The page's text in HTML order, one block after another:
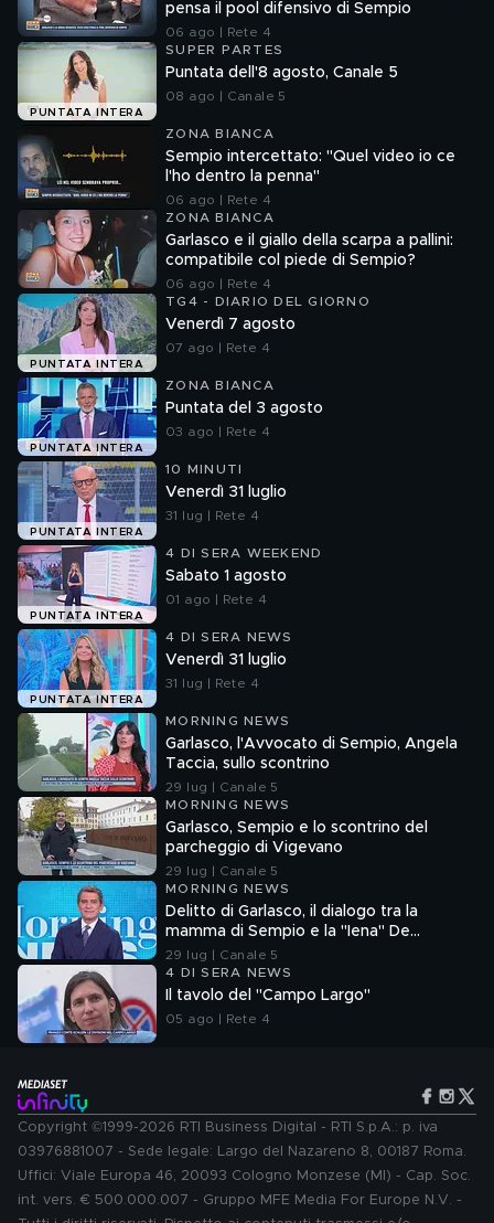
pensa il pool difensivo di Sempio
06 ago | Rete 4
PUNTATA INTERA
SUPER PARTES
Puntata dell'8 agosto, Canale 5
08 ago | Canale 5
ZONA BIANCA
Sempio intercettato: "Quel video io ce
l'ho dentro la penna"
06 ago | Rete 4
ZONA BIANCA
Garlasco e il giallo della scarpa a pallini:
compatibile col piede di Sempio?
06 ago | Rete 4
PUNTATA INTERA
TG4 - DIARIO DEL GIORNO
Venerdì 7 agosto
07 ago | Rete 4
PUNTATA INTERA
ZONA BIANCA
Puntata del 3 agosto
03 ago | Rete 4
PUNTATA INTERA
10 MINUTI
Venerdì 31 luglio
31 lug | Rete 4
PUNTATA INTERA
4 DI SERA WEEKEND
Sabato 1 agosto
01 ago | Rete 4
PUNTATA INTERA
4 DI SERA NEWS
Venerdì 31 luglio
31 lug | Rete 4
MORNING NEWS
Garlasco, l'Avvocato di Sempio, Angela
Taccia, sullo scontrino
29 lug | Canale 5
MORNING NEWS
Garlasco, Sempio e lo scontrino del
parcheggio di Vigevano
29 lug | Canale 5
MORNING NEWS
Delitto di Garlasco, il dialogo tra la
mamma di Sempio e la "Iena" De
Giuseppe nel 2022
29 lug | Canale 5
4 DI SERA NEWS
Il tavolo del "Campo Largo"
05 ago | Rete 4
Copyright ©1999-2026 RTI Business Digital - RTI S.p.A.: p. iva
03976881007 - Sede legale: Largo del Nazareno 8, 00187 Roma.
Uffici: Viale Europa 46, 20093 Cologno Monzese (MI) - Cap. Soc.
int. vers. € 500.000.007 - Gruppo MFE Media For Europe N.V. -